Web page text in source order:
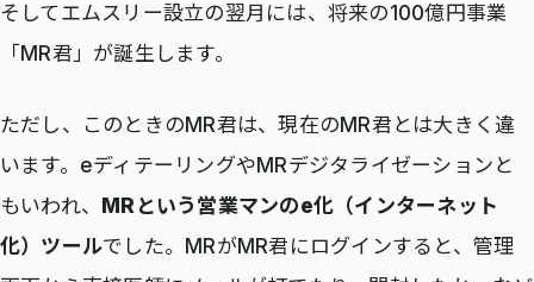
そしてエムスリー設立の翌月には、将来の100億円事業
「MR君」が誕生します。
ただし、このときのMR君は、現在のMR君とは大きく違
います。eディテーリングやMRデジタライゼーションと
もいわれ、 MRという営業マンのe化（インターネット
化）ツールでした。MRがMR君にログインすると、管理